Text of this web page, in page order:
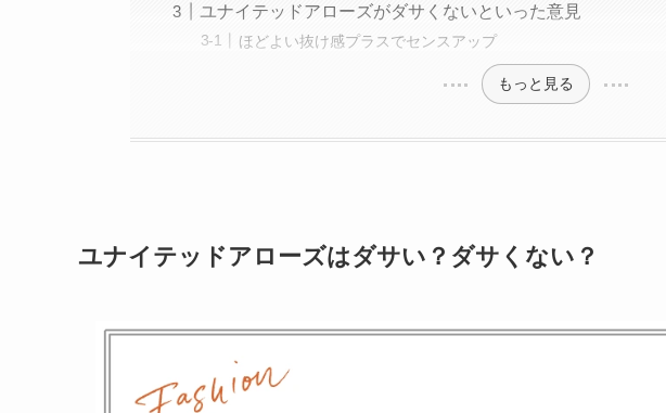
ユナイテッドアローズがダサくないといった意見
ほどよい抜け感プラスでセンスアップ
もっと見る
ユナイテッドアローズはダサい？ダサくない？